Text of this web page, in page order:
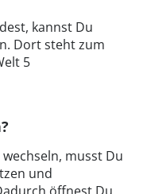
kannst Du
Dort steht zum
5
musst Du
und